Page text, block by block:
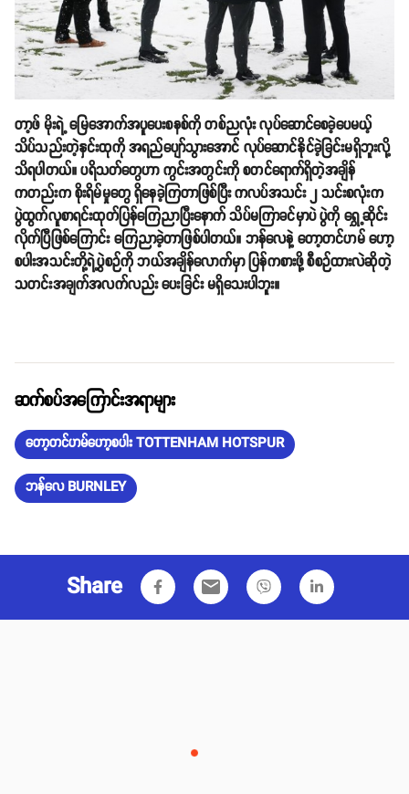
တာ့ဖ် မိုးရဲ့ မြေအောက်အပူပေးစနစ်ကို တစ်ညလုံး လုပ်ဆောင်စေခဲ့ပေမယ့်
သိပ်သည်းတဲ့နှင်းထုကို အရည်ပျော်သွားအောင် လုပ်ဆောင်နိုင်ခဲ့ခြင်းမရှိဘူးလို့
သိရပါတယ်။ ပရိသတ်တွေဟာ ကွင်းအတွင်းကို စတင်ရောက်ရှိတဲ့အချိန်
ကတည်းက စိုးရိမ်မှုတွေ ရှိနေခဲ့ကြတာဖြစ်ပြီး ကလပ်အသင်း ၂ သင်းစလုံးက
ပွဲထွက်လူစာရင်းထုတ်ပြန်ကြေညာပြီးနောက် သိပ်မကြာခင်မှာပဲ ပွဲကို ရွှေ့ဆိုင်း
လိုက်ပြီဖြစ်ကြောင်း ကြေညာခဲ့တာဖြစ်ပါတယ်။ ဘန်လေနဲ့ တော့တင်ဟမ် ဟော့
စပါးအသင်းတို့ရဲ့ပွဲစဉ်ကို ဘယ်အချိန်လောက်မှာ ပြန်ကစားဖို့ စီစဉ်ထားလဲဆိုတဲ့
သတင်းအချက်အလက်လည်း ပေးခြင်း မရှိသေးပါဘူး။
ဆက်စပ်အကြောင်းအရာများ
တော့တင်ဟမ်ဟော့စပါး TOTTENHAM HOTSPUR
ဘန်လေ BURNLEY
Share email